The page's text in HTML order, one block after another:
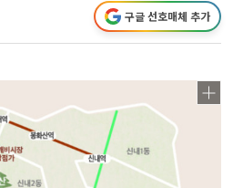
구글 선호매체 추가